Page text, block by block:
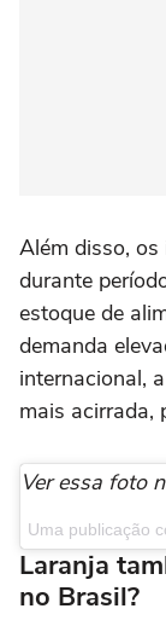
Além disso,
durante
estoque de
demanda
internacional,
mais acirrada,
Ver essa foto
Uma publicação
Laranja
no Brasil?